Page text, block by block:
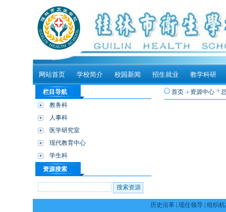
网站首页 学校简介 校园新闻 招生就业 教学科研
栏目导航
教务科
人事科
医学研究室
现代教育中心
学生科
资源搜索
首页 资源中心
历史沿革 现任领导 组织